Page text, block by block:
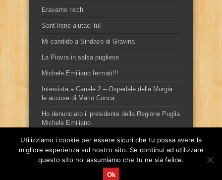
Eravamo ricchi
Sant’Irene aiutaci tu!
Mi candido a Sindaco di Gravina
La Piovra in salsa pugliese
Michele Emiliano fermati!!!
Intervista a Canale 2 – Ospedale della Murgia:
le accuse di Mario Conca
Ho denunciato il presidente della Regione Puglia
Michele Emiliano
Sito ufficiale del candidato sindaco, per la città di Gravina in
Utilizziamo i cookie per essere sicuri che tu possa avere la
migliore esperienza sul nostro sito. Se continui ad utilizzare
questo sito noi assumiamo che tu ne sia felice.
Ok